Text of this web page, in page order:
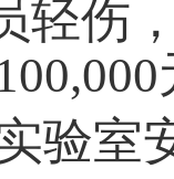
轻伤
验室